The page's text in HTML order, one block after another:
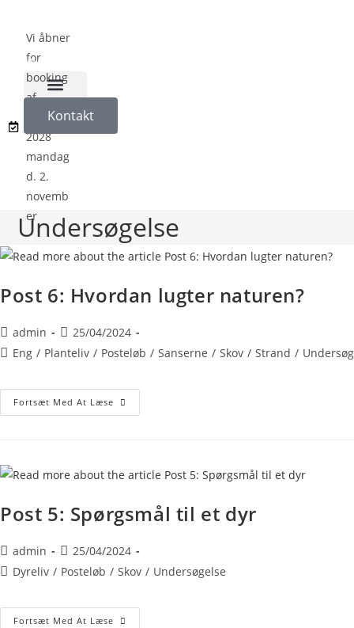
Vi åbner
for
booking
af
sæson
2028
mandag
d. 2.
novemb
er
Kontakt
Undersøgelse
Post 6: Hvordan lugter naturen?
admin
25/04/2024
Eng / Planteliv / Posteløb / Sanserne / Skov / Strand /
Fortsæt Med At Læse
Post 5: Spørgsmål til et dyr
admin
25/04/2024
Dyreliv / Posteløb / Skov / Undersøgelse
Fortsæt Med At Læse